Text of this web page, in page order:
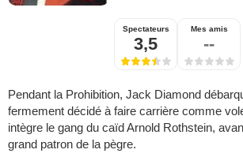
Spectateurs
3,5
Mes amis
--
Pendant la Prohibition, Jack Diamond
fermement décidé à faire carrière comme
intègre le gang du caïd Arnold Rothstein,
grand patron de la pègre.